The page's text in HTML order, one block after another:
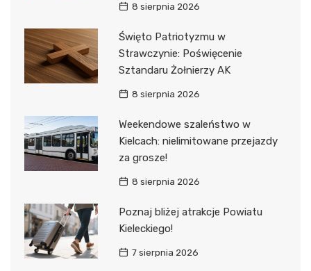
8 sierpnia 2026
Święto Patriotyzmu w
Strawczynie: Poświęcenie
Sztandaru Żołnierzy AK
8 sierpnia 2026
Weekendowe szaleństwo w
Kielcach: nielimitowane przejazdy
za grosze!
8 sierpnia 2026
Poznaj bliżej atrakcje Powiatu
Kieleckiego!
7 sierpnia 2026